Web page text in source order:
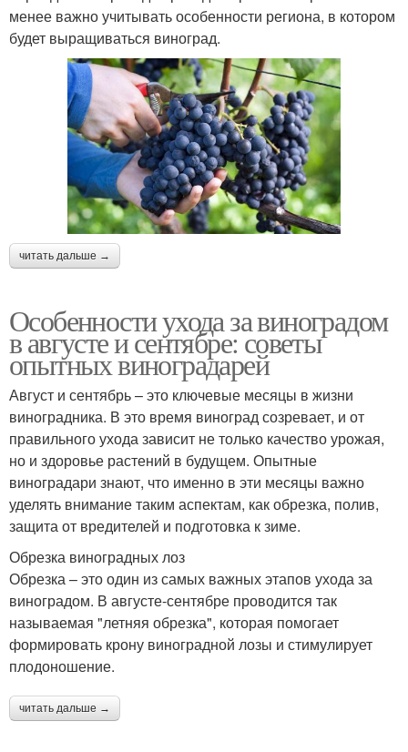
менее важно учитывать особенности региона, в котором
будет выращиваться виноград.
читать дальше →
Особенности ухода за виноградом
в августе и сентябре: советы
опытных виноградарей
Август и сентябрь – это ключевые месяцы в жизни
виноградника. В это время виноград созревает, и от
правильного ухода зависит не только качество урожая,
но и здоровье растений в будущем. Опытные
виноградари знают, что именно в эти месяцы важно
уделять внимание таким аспектам, как обрезка, полив,
защита от вредителей и подготовка к зиме.
Обрезка виноградных лоз
Обрезка – это один из самых важных этапов ухода за
виноградом. В августе-сентябре проводится так
называемая "летняя обрезка", которая помогает
формировать крону виноградной лозы и стимулирует
плодоношение.
читать дальше →